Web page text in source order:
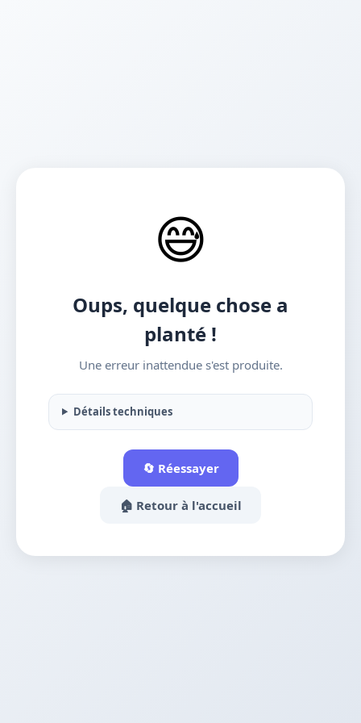
😅
Oups, quelque chose a
planté !
Une erreur inattendue s'est produite.
Détails techniques
🔄 Réessayer
🏠 Retour à l'accueil